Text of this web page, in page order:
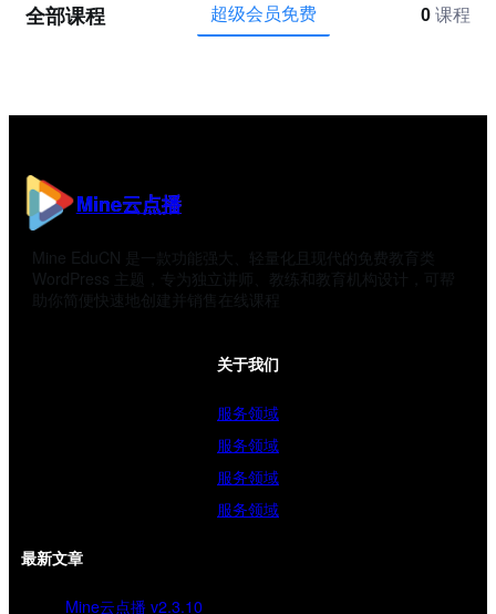
全部课程 超级会员免费 0 课程
Mine云点播
Mine EduCN 是一款功能强大、轻量化且现代的免费教育类
WordPress 主题，专为独立讲师、教练和教育机构设计，可帮
助你简便快速地创建并销售在线课程
关于我们
服务领域
服务领域
服务领域
服务领域
最新文章
Mine云点播 v2.3.10